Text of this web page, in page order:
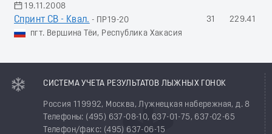
19.11.2008
Спринт СВ - Квал. - ПР19-20
пгт. Вершина Тёи, Республика Хакасия
31 229.41
СИСТЕМА УЧЕТА РЕЗУЛЬТАТОВ ЛЫЖНЫХ ГОНОК
Россия 119992, Москва, Лужнецкая набережная, д. 8
Телефоны: (495) 637-08-10, 637-01-75, 637-02-65
Телефон/факс: (495) 637-06-15